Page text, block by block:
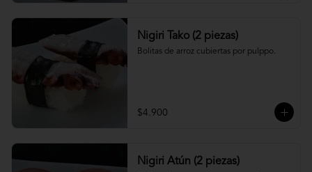
Nigiri Tako (2 piezas)
Bolitas de arroz cubiertas por pulppo.
$4.900
Nigiri Atún (2 piezas)